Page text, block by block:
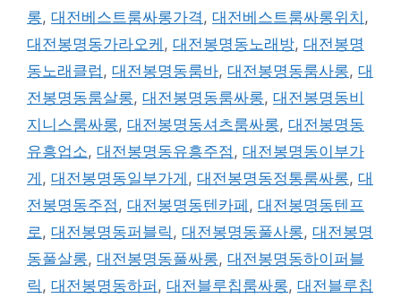
롱, 대전베스트룸싸롱가격, 대전베스트룸싸롱위치 ,
대전봉명동가라오케 , 대전봉명동노래방, 대전봉명
동노래클럽, 대전봉명동룸바, 대전봉명동룸사롱, 대
전봉명동룸살롱, 대전봉명동룸싸롱, 대전봉명동비
지니스룸싸롱, 대전봉명동셔츠룸싸롱, 대전봉명동
유흥업소, 대전봉명동유흥주점, 대전봉명동이부가
게 , 대전봉명동일부가게 , 대전봉명동정통룸싸롱, 대
전봉명동주점, 대전봉명동텐카페 , 대전봉명동텐프
로, 대전봉명동퍼블릭, 대전봉명동풀사롱, 대전봉명
동풀살롱, 대전봉명동풀싸롱, 대전봉명동하이퍼블
릭, 대전봉명동하퍼 , 대전블루칩룸싸롱, 대전블루칩